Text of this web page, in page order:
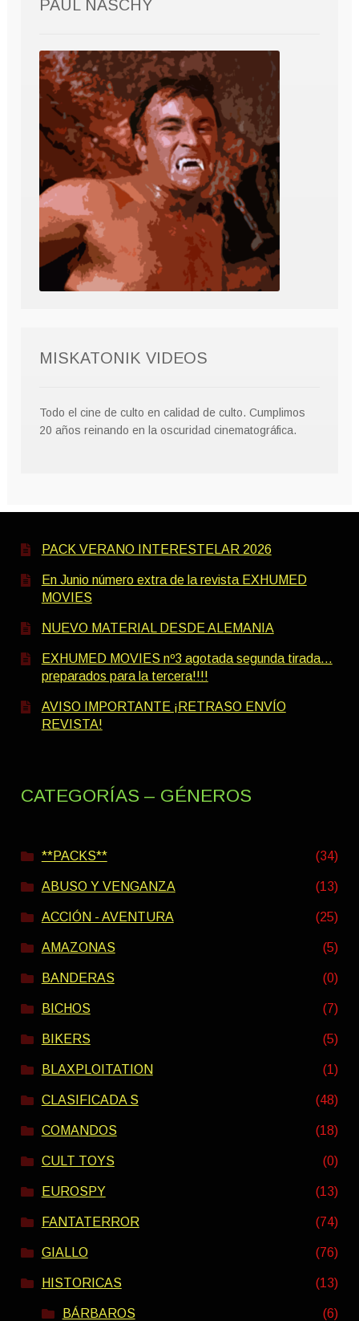
PAUL NASCHY
MISKATONIK VIDEOS
Todo el cine de culto en calidad de culto. Cumplimos
20 años reinando en la oscuridad cinematográfica.
PACK VERANO INTERESTELAR 2026
En Junio número extra de la revista EXHUMED
MOVIES
NUEVO MATERIAL DESDE ALEMANIA
EXHUMED MOVIES nº3 agotada segunda tirada…
preparados para la tercera!!!!
AVISO IMPORTANTE ¡RETRASO ENVÍO
REVISTA!
CATEGORÍAS – GÉNEROS
**PACKS** (34)
ABUSO Y VENGANZA (13)
ACCIÓN - AVENTURA (25)
AMAZONAS (5)
BANDERAS (0)
BICHOS (7)
BIKERS (5)
BLAXPLOITATION (1)
CLASIFICADA S (48)
COMANDOS (18)
CULT TOYS (0)
EUROSPY (13)
FANTATERROR (74)
GIALLO (76)
HISTORICAS (13)
BÁRBAROS (6)